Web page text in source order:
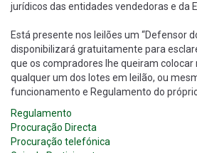
jurídicos das entidades vendedoras e da
Está presente nos leilões um “Defensor
disponibilizará gratuitamente para
que os compradores lhe queiram
qualquer um dos lotes em leilão, ou
funcionamento e Regulamento do
Regulamento
Procuração Directa
Procuração telefónica